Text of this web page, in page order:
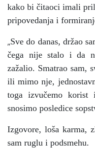
kako bi čitaoci imali
pripovedanja i
„Sve do danas, držao
čega nije stalo i da
zažalio. Smatrao sam,
ili mimo nje,
toga izvučemo
snosimo posledice
Izgovore, loša karma,
sam ruglu i podsmehu.